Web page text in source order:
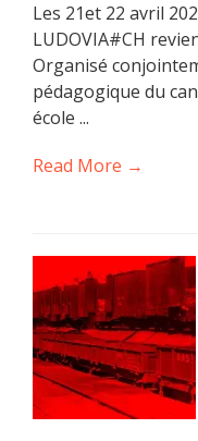
Les 21et 22 avril
LUDOVIA#CH
Organisé
pédagogique du
école ...
Read More →